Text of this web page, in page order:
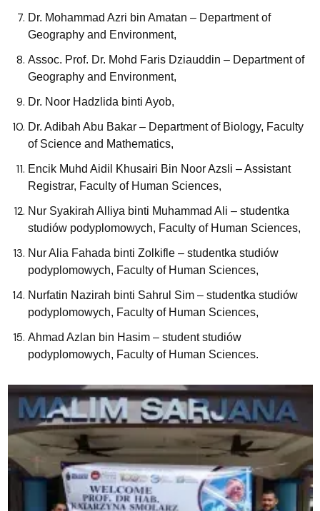
Dr. Mohammad Azri bin Amatan – Department of
Geography and Environment,
Assoc. Prof. Dr. Mohd Faris Dziauddin – Department of
Geography and Environment,
Dr. Noor Hadzlida binti Ayob,
Dr. Adibah Abu Bakar – Department of Biology, Faculty
of Science and Mathematics,
Encik Muhd Aidil Khusairi Bin Noor Azsli – Assistant
Registrar, Faculty of Human Sciences,
Nur Syakirah Alliya binti Muhammad Ali – studentka
studiów podyplomowych, Faculty of Human Sciences,
Nur Alia Fahada binti Zolkifle – studentka studiów
podyplomowych, Faculty of Human Sciences,
Nurfatin Nazirah binti Sahrul Sim – studentka studiów
podyplomowych, Faculty of Human Sciences,
Ahmad Azlan bin Hasim – student studiów
podyplomowych, Faculty of Human Sciences.